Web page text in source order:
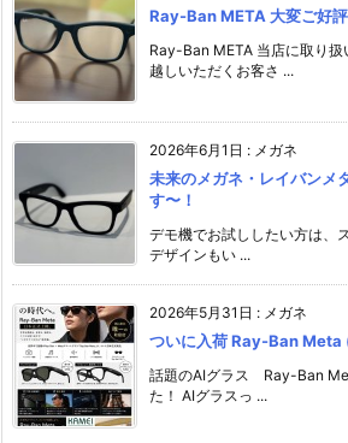
Ray-Ban META 大変ご好評
Ray-Ban META 当店に取り
越しいただくお客さ ...
2026年6月1日 : メガネ
未来のメガネ・レイバンメ
す〜！
デモ機でお試ししたい方は、
デザインもい ...
2026年5月31日 : メガネ
ついに入荷 Ray-Ban Meta
話題のAIグラス Ray-Ban
た！ AIグラスっ ...